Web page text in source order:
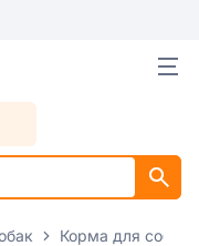
Корма для собак